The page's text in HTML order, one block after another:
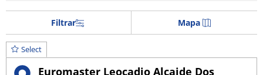
Filtrar Mapa
Select
Euromaster Leocadio Alcaide Dos